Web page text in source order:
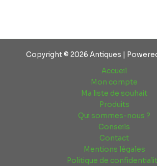
Copyright © 2026 Antiques |
Accueil
Mon compte
Ma liste de souhait
Produits
Qui sommes-nous ?
Conseils
Contact
Mentions légales
Politique de